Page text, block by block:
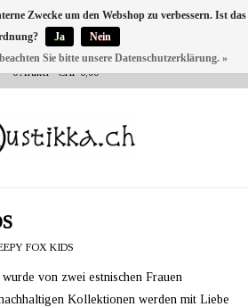
CH | INT. VERSAND ÜBER
0 Artikel - CHF 0,00
FOX KIDS
von zwei estnischen Frauen
Kollektionen werden mit Liebe
Zwecke um den Webshop zu verbessern. Ist das
Ja
Nein
Sie bitte unsere Datenschutzerklärung. »